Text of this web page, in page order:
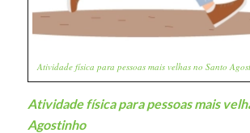
Atividade física para pessoas mais velhas no Santo
Atividade física para pessoas mais
Agostinho